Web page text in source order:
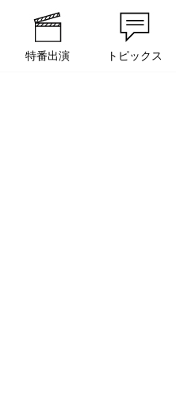
特番出演 トピックス